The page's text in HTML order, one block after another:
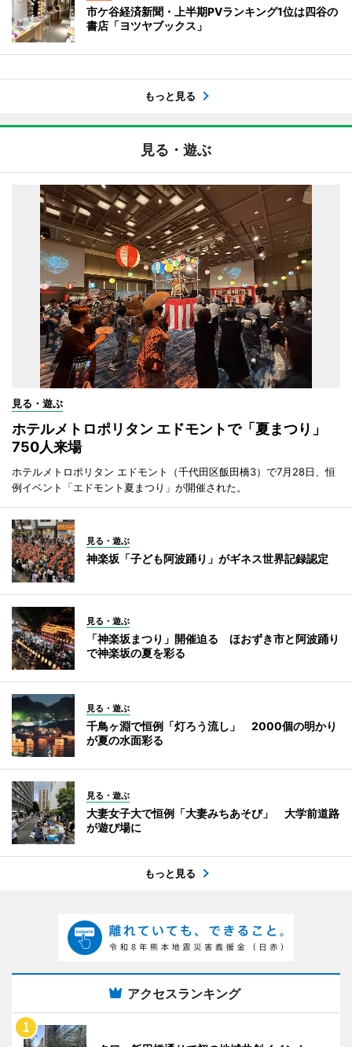
市ケ谷経済新聞・上半期PVランキング1位は四谷の
書店「ヨツヤブックス」
もっと見る
見る・遊ぶ
見る・遊ぶ
ホテルメトロポリタン エドモントで「夏まつり」
750人来場
ホテルメトロポリタン エドモント（千代田区飯田橋3）で7月28日、恒
例イベント「エドモント夏まつり」が開催された。
見る・遊ぶ
神楽坂「子ども阿波踊り」がギネス世界記録認定
見る・遊ぶ
「神楽坂まつり」開催迫る ほおずき市と阿波踊り
で神楽坂の夏を彩る
見る・遊ぶ
千鳥ヶ淵で恒例「灯ろう流し」 2000個の明かり
が夏の水面彩る
見る・遊ぶ
大妻女子大で恒例「大妻みちあそび」 大学前道路
が遊び場に
もっと見る
アクセスランキング